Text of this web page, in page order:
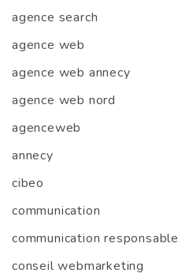
agence search
agence web
agence web annecy
agence web nord
agenceweb
annecy
cibeo
communication
communication responsable
conseil webmarketing